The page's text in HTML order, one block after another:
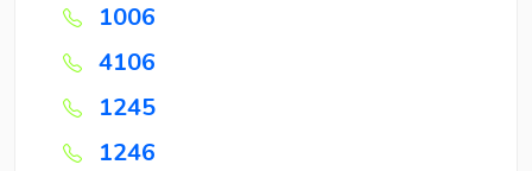
1006
4106
1245
1246